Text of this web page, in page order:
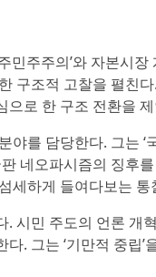
주주의’와 자본시장
구조적 고찰을 펼친
으로 한 구조 전환을
를 담당한다. 그는 ‘
네오파시즘의 징후
세하게 들여다보는
시민 주도의 언론 개
. 그는 ‘기만적 중립